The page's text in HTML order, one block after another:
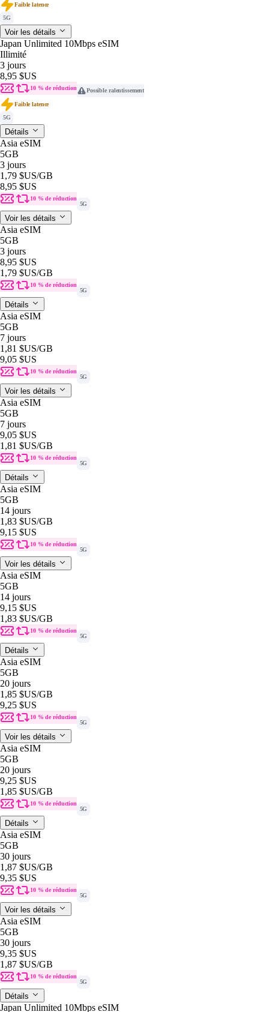
Faible latence
5G
Voir les détails
Japan Unlimited 10Mbps eSIM
Illimité
3 jours
8,95 $US
10 % de réduction Possible ralentissement
Faible latence
5G
Détails
Asia eSIM
5GB
3 jours
1,79 $US/GB
8,95 $US
10 % de réduction
5G
Voir les détails
Asia eSIM
5GB
3 jours
8,95 $US
1,79 $US/GB
10 % de réduction
5G
Détails
Asia eSIM
5GB
7 jours
1,81 $US/GB
9,05 $US
10 % de réduction
5G
Voir les détails
Asia eSIM
5GB
7 jours
9,05 $US
1,81 $US/GB
10 % de réduction
5G
Détails
Asia eSIM
5GB
14 jours
1,83 $US/GB
9,15 $US
10 % de réduction
5G
Voir les détails
Asia eSIM
5GB
14 jours
9,15 $US
1,83 $US/GB
10 % de réduction
5G
Détails
Asia eSIM
5GB
20 jours
1,85 $US/GB
9,25 $US
10 % de réduction
5G
Voir les détails
Asia eSIM
5GB
20 jours
9,25 $US
1,85 $US/GB
10 % de réduction
5G
Détails
Asia eSIM
5GB
30 jours
1,87 $US/GB
9,35 $US
10 % de réduction
5G
Voir les détails
Asia eSIM
5GB
30 jours
9,35 $US
1,87 $US/GB
10 % de réduction
5G
Détails
Japan Unlimited 10Mbps eSIM